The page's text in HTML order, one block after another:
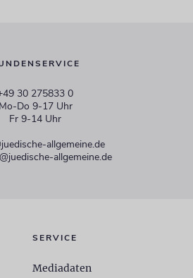
30 275833 0
Mo-Do 9-17 Uhr
Fr 9-14 Uhr
allgemeine.de
allgemeine.de
SERVICE
Mediadaten